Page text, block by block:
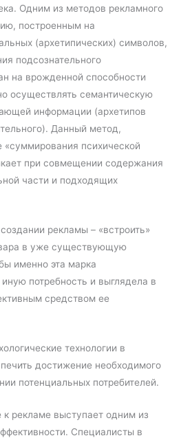
Одним из методов рекламного
построенным на
(архетипических) символов,
подсознательного
на врожденной способности
осуществлять семантическую
информации (архетипов
Данный метод,
«суммирования психической
при совмещении содержания
части и подходящих
рекламы – «встроить»
в уже существующую
именно эта марка
потребность и выглядела в
средством ее
технологии в
достижение необходимого
потенциальных потребителей.
рекламе выступает одним из
Специалисты в